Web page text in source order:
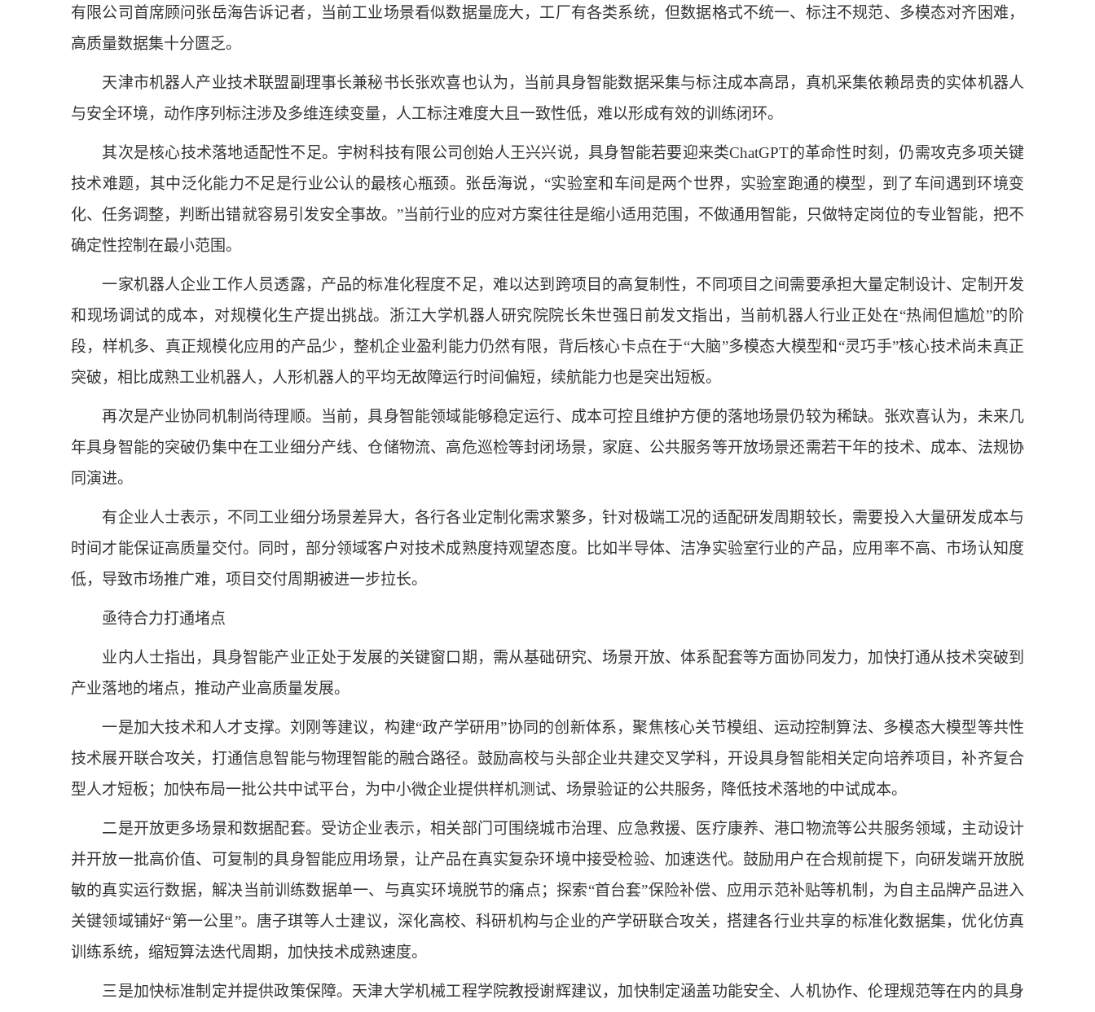
有限公司首席顾问张岳海告诉记者，当前工业场景看似数据量庞大，工厂有各类系统，但数据格式不统一、标注不规范、多模态对齐困难，
高质量数据集十分匮乏。
天津市机器人产业技术联盟副理事长兼秘书长张欢喜也认为，当前具身智能数据采集与标注成本高昂，真机采集依赖昂贵的实体机器人
与安全环境，动作序列标注涉及多维连续变量，人工标注难度大且一致性低，难以形成有效的训练闭环。
其次是核心技术落地适配性不足。宇树科技有限公司创始人王兴兴说，具身智能若要迎来类ChatGPT的革命性时刻，仍需攻克多项关键
技术难题，其中泛化能力不足是行业公认的最核心瓶颈。张岳海说，“实验室和车间是两个世界，实验室跑通的模型，到了车间遇到环境变
化、任务调整，判断出错就容易引发安全事故。”当前行业的应对方案往往是缩小适用范围，不做通用智能，只做特定岗位的专业智能，把不
确定性控制在最小范围。
一家机器人企业工作人员透露，产品的标准化程度不足，难以达到跨项目的高复制性，不同项目之间需要承担大量定制设计、定制开发
和现场调试的成本，对规模化生产提出挑战。浙江大学机器人研究院院长朱世强日前发文指出，当前机器人行业正处在“热闹但尴尬”的阶
段，样机多、真正规模化应用的产品少，整机企业盈利能力仍然有限，背后核心卡点在于“大脑”多模态大模型和“灵巧手”核心技术尚未真正
突破，相比成熟工业机器人，人形机器人的平均无故障运行时间偏短，续航能力也是突出短板。
再次是产业协同机制尚待理顺。当前，具身智能领域能够稳定运行、成本可控且维护方便的落地场景仍较为稀缺。张欢喜认为，未来几
年具身智能的突破仍集中在工业细分产线、仓储物流、高危巡检等封闭场景，家庭、公共服务等开放场景还需若干年的技术、成本、法规协
同演进。
有企业人士表示，不同工业细分场景差异大，各行各业定制化需求繁多，针对极端工况的适配研发周期较长，需要投入大量研发成本与
时间才能保证高质量交付。同时，部分领域客户对技术成熟度持观望态度。比如半导体、洁净实验室行业的产品，应用率不高、市场认知度
低，导致市场推广难，项目交付周期被进一步拉长。
亟待合力打通堵点
业内人士指出，具身智能产业正处于发展的关键窗口期，需从基础研究、场景开放、体系配套等方面协同发力，加快打通从技术突破到
产业落地的堵点，推动产业高质量发展。
一是加大技术和人才支撑。刘刚等建议，构建“政产学研用”协同的创新体系，聚焦核心关节模组、运动控制算法、多模态大模型等共性
技术展开联合攻关，打通信息智能与物理智能的融合路径。鼓励高校与头部企业共建交叉学科，开设具身智能相关定向培养项目，补齐复合
型人才短板；加快布局一批公共中试平台，为中小微企业提供样机测试、场景验证的公共服务，降低技术落地的中试成本。
二是开放更多场景和数据配套。受访企业表示，相关部门可围绕城市治理、应急救援、医疗康养、港口物流等公共服务领域，主动设计
并开放一批高价值、可复制的具身智能应用场景，让产品在真实复杂环境中接受检验、加速迭代。鼓励用户在合规前提下，向研发端开放脱
敏的真实运行数据，解决当前训练数据单一、与真实环境脱节的痛点；探索“首台套”保险补偿、应用示范补贴等机制，为自主品牌产品进入
关键领域铺好“第一公里”。唐子琪等人士建议，深化高校、科研机构与企业的产学研联合攻关，搭建各行业共享的标准化数据集，优化仿真
训练系统，缩短算法迭代周期，加快技术成熟速度。
三是加快标准制定并提供政策保障。天津大学机械工程学院教授谢辉建议，加快制定涵盖功能安全、人机协作、伦理规范等在内的具身